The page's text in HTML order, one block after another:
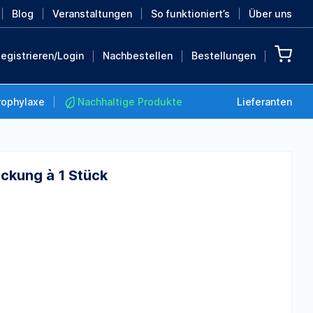
Blog Veranstaltungen So funktioniert’s Über uns
Login Nachbestellen Bestellungen
Nachhaltige Produkte Lieferanten
à 1 Stück